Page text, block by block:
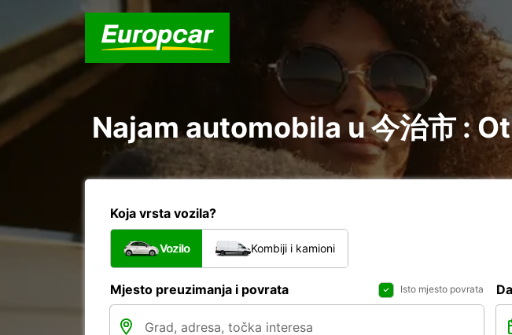
Najam automobila u 今治市 :
Koja vrsta vozila?
Vozilo Kombiji i kamioni
Mjesto preuzimanja i povrata Isto mjesto povrata